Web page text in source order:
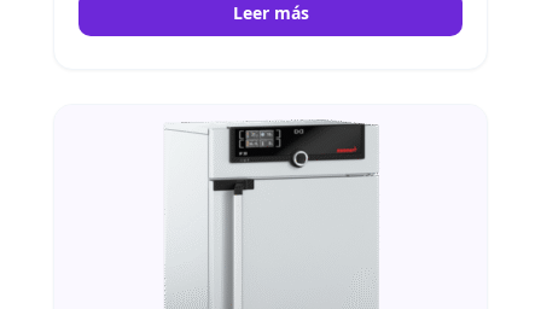
Leer más